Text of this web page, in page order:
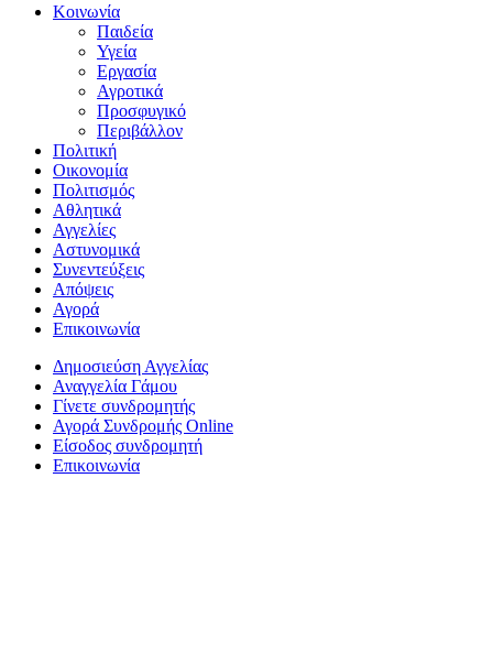
Κοινωνία
Παιδεία
Υγεία
Εργασία
Αγροτικά
Προσφυγικό
Περιβάλλον
Πολιτική
Οικονομία
Πολιτισμός
Αθλητικά
Αγγελίες
Αστυνομικά
Συνεντεύξεις
Απόψεις
Αγορά
Επικοινωνία
Δημοσιεύση Αγγελίας
Αναγγελία Γάμου
Γίνετε συνδρομητής
Αγορά Συνδρομής Online
Είσοδος συνδρομητή
Επικοινωνία